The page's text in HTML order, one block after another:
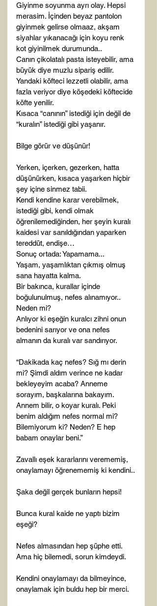
Giyinme soyunma ayrı olay. Hepsi
merasim. İçinden beyaz pantolon
giyinmek gelirse olmaaz, akşam
siyahlar yıkanacağı için koyu renk
kot giyinilmek durumunda..
Canın çikolatalı pasta isteyebilir, ama
büyük diye muzlu sipariş edilir.
Yandaki köfteci lezzetli olabilir, ama
fazla veriyor diye köşedeki köftecide
köfte yenilir.
Kısaca “canının” istediği için değil de
“kuralın” istediği gibi yaşanır.
Bilge görür ve düşünür!
Yerken, içerken, gezerken, hatta
düşünürken, kısaca yaşarken hiçbir
şey içine sinmez tabii.
Kendi kendine karar verebilmek,
istediği gibi, kendi olmak
öğrenilemediğinden, her şeyin kuralı
kaidesi var sanıldığından yaparken
tereddüt, endişe…
Sonuç ortada: Yapamama...
Yaşam, yaşamlıktan çıkmış olmuş
sana hayatta kalma.
Bir bakınca, kurallar içinde
boğulunulmuş, nefes alınamıyor..
Neden mi?
Anlıyor ki eşeğin kuralcı zihni onun
bedenini sarıyor ve ona nefes
almanın da kuralı var sandırıyor.
“Dakikada kaç nefes? Sığ mı derin
mi? Şimdi aldım verince ne kadar
bekleyeyim acaba? Anneme
sorayım, başkalarına bakayım.
Annem bilir, o koyar kuralı. Peki
benim aldığım nefes normal mi?
Bilemiyorum ki? Neden? E hep
babam onaylar beni.”
Zavallı eşek kararlarını verememiş,
onaylamayı öğrenememiş ki kendini..
Şaka değil gerçek bunların hepsi!
Bunca kural kaide ne yaptı bizim
eşeği?
Nefes almasından hep şüphe etti.
Ama hiç bilemedi, sorun kimdeydi.
Kendini onaylamayı da bilmeyince,
onaylamak için buldu hep bir merci.